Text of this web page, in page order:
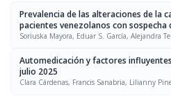
Prevalencia de las alteraciones de la
pacientes venezolanos con
inmunidad
Soriuska Mayora, Eduar S. García, Alejandra
Crespo, Alexis García, Mercedes Zabaleta
Automedicación y factores
julio 2025
Clara Cárdenas, Francis Sanabria, Lilianny